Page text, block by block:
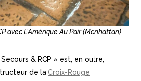
avec L’Amérique Au Pair (Manhattan)
& RCP » est, en outre,
de la Croix-Rouge